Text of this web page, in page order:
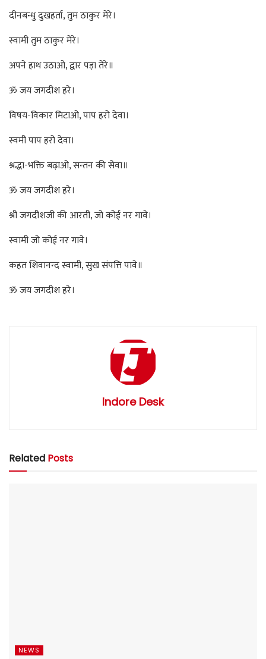
दीनबन्धु दुखहर्ता, तुम ठाकुर मेरे।
स्वामी तुम ठाकुर मेरे।
अपने हाथ उठाओ, द्वार पड़ा तेरे॥
ॐ जय जगदीश हरे।
विषय-विकार मिटाओ, पाप हरो देवा।
स्वमी पाप हरो देवा।
श्रद्धा-भक्ति बढ़ाओ, सन्तन की सेवा॥
ॐ जय जगदीश हरे।
श्री जगदीशजी की आरती, जो कोई नर गावे।
स्वामी जो कोई नर गावे।
कहत शिवानन्द स्वामी, सुख संपत्ति पावे॥
ॐ जय जगदीश हरे।
Indore Desk
Related Posts
NEWS